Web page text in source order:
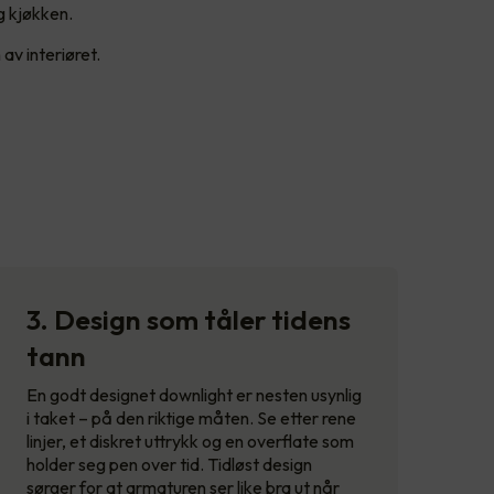
kjøkken.
interiøret.
3. Design som tåler tidens
tann
En godt designet downlight er nesten usynlig
i taket – på den riktige måten. Se etter rene
linjer, et diskret uttrykk og en overflate som
holder seg pen over tid. Tidløst design
sørger for at armaturen ser like bra ut når